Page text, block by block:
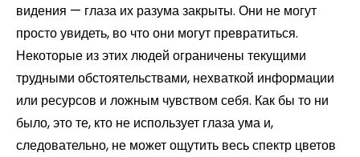
видения — глаза их разума закрыты. Они не могут
просто увидеть, во что они могут превратиться.
Некоторые из этих людей ограничены текущими
трудными обстоятельствами, нехваткой информации
или ресурсов и ложным чувством себя. Как бы то ни
было, это те, кто не использует глаза ума и,
следовательно, не может ощутить весь спектр цветов